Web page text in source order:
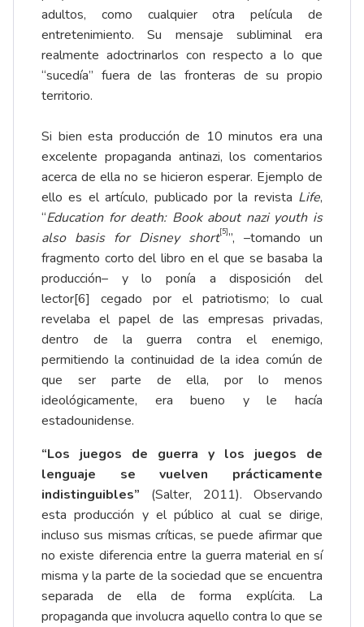
adultos, como cualquier otra película de
entretenimiento. Su mensaje subliminal era
realmente adoctrinarlos con respecto a lo que
“sucedía” fuera de las fronteras de su propio
territorio.
Si bien esta producción de 10 minutos era una
excelente propaganda antinazi, los comentarios
acerca de ella no se hicieron esperar. Ejemplo de
ello es el artículo, publicado por la revista Life,
“Education for death: Book about nazi youth is
also basis for Disney short[5]”, –tomando un
fragmento corto del libro en el que se basaba la
producción– y lo ponía a disposición del
lector[6] cegado por el patriotismo; lo cual
revelaba el papel de las empresas privadas,
dentro de la guerra contra el enemigo,
permitiendo la continuidad de la idea común de
que ser parte de ella, por lo menos
ideológicamente, era bueno y le hacía
estadounidense.
“Los juegos de guerra y los juegos de
lenguaje se vuelven prácticamente
indistinguibles” (Salter, 2011). Observando
esta producción y el público al cual se dirige,
incluso sus mismas críticas, se puede afirmar que
no existe diferencia entre la guerra material en sí
misma y la parte de la sociedad que se encuentra
separada de ella de forma explícita. La
propaganda que involucra aquello contra lo que se